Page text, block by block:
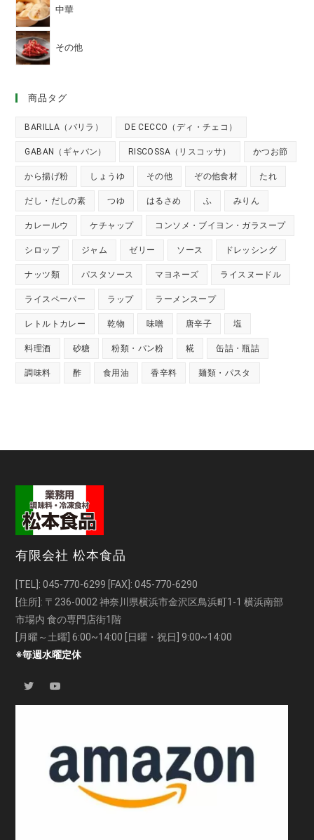
中華
その他
商品タグ
BARILLA（バリラ） DE CECCO（ディ・チェコ）
GABAN（ギャバン） RISCOSSA（リスコッサ） かつお節
から揚げ粉 しょうゆ その他 ぞの他食材 たれ
だし・だしの素 つゆ はるさめ ふ みりん
カレールウ ケチャップ コンソメ・ブイヨン・ガラスープ
シロップ ジャム ゼリー ソース ドレッシング
ナッツ類 パスタソース マヨネーズ ライスヌードル
ライスペーパー ラップ ラーメンスープ
レトルトカレー 乾物 味噌 唐辛子 塩
料理酒 砂糖 粉類・パン粉 糀 缶詰・瓶詰
調味料 酢 食用油 香辛料 麺類・パスタ
有限会社 松本食品
[TEL]:045-770-6299 [FAX]: 045-770-6290
[住所]: 〒236-0002 神奈川県横浜市金沢区鳥浜町1-1 横浜南部
市場内 食の専門店街1階
[月曜～土曜] 6:00~14:00 [日曜・祝日] 9:00~14:00
※毎週水曜定休